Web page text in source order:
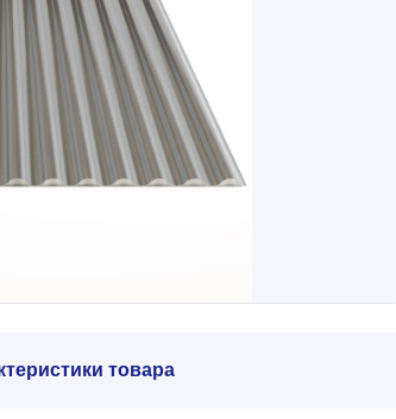
товара